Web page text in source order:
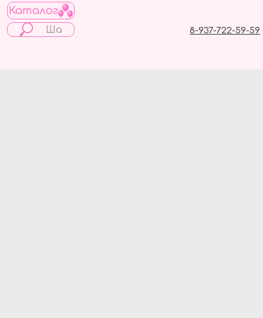
Каталог
8-937-722-59-59